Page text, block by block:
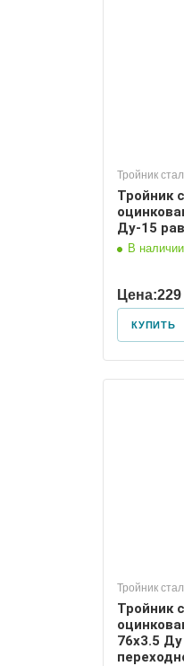
Тройник
Тройник
Ду-15
В наличии
Цена:
КУПИТЬ
Тройник
Тройник
76х3.5